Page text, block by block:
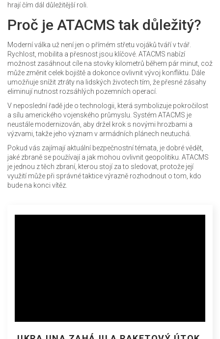
hrají čím dál důležitější roli.
Proč je ATACMS tak důležitý?
Moderní válka už není jen o přímém střetu vojáků tváří v tvář.
Rychlost, mobilita a přesnost jsou klíčové. ATACMS nabízí
možnost zasáhnout cíle na stovky kilometrů během pár minut, což
může změnit celek bojiště a dokonce ovlivnit vývoj konfliktu. Dále
umožňuje snížit ztráty na lidských životech tím, že přesné zásahy
eliminují nutnost rozsáhlých pozemních operací.
V neposlední řadě jde o technologii, která symbolizuje pokročilost
a sílu amerického vojenského průmyslu. Systém ATACMS je
neustále modernizován, aby držel krok s novými hrozbami a
výzvami, takže jeho význam v armádních plánech neutuchá.
Pokud vás zajímají aktuální bezpečnostní témata, je dobré vědět,
jaké zbraně se používají a jak mohou ovlivnit geopolitiku. ATACMS
je jednou z těch zbraní, kterou stojí za to sledovat, protože její
využití může při správné taktice výrazně rozhodnout o tom, kdo
bude na konci vítěz.